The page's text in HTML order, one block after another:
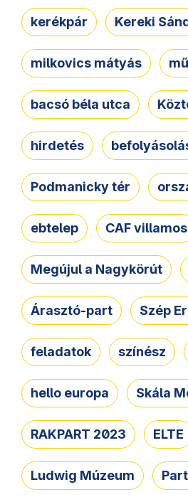
kerékpár Kereki
milkovics mátyás
bacsó béla utca
hirdetés
Podmanicky tér
ebtelep CAF villamos
Megújul a Nagykörút
Árasztó-part Szép
feladatok színész
hello europa Skála
RAKPART 2023 ELTE
Ludwig Múzeum